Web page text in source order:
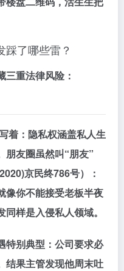
踩了哪些雷？
重法律风险：
着：隐私权涵盖私人生
朋友圈虽然叫“朋友”
京民终786号）：
像你不能接受老板半夜
样是入侵私人领域。
特别典型：公司要求必
结果主管发现他周末吐